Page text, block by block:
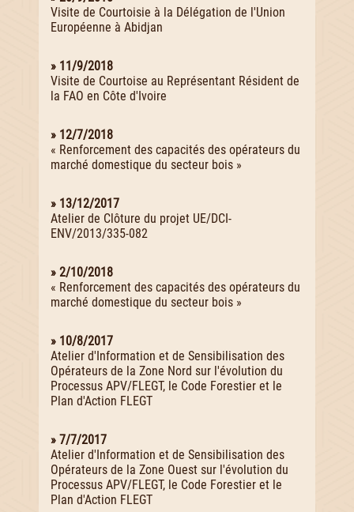
Visite de Courtoisie à la Délégation de l'Union
Européenne à Abidjan
» 11/9/2018
Visite de Courtoise au Représentant Résident de
la FAO en Côte d'Ivoire
» 12/7/2018
« Renforcement des capacités des opérateurs du
marché domestique du secteur bois »
» 13/12/2017
Atelier de Clôture du projet UE/DCI-
ENV/2013/335-082
» 2/10/2018
« Renforcement des capacités des opérateurs du
marché domestique du secteur bois »
» 10/8/2017
Atelier d'Information et de Sensibilisation des
Opérateurs de la Zone Nord sur l'évolution du
Processus APV/FLEGT, le Code Forestier et le
Plan d'Action FLEGT
» 7/7/2017
Atelier d'Information et de Sensibilisation des
Opérateurs de la Zone Ouest sur l'évolution du
Processus APV/FLEGT, le Code Forestier et le
Plan d'Action FLEGT